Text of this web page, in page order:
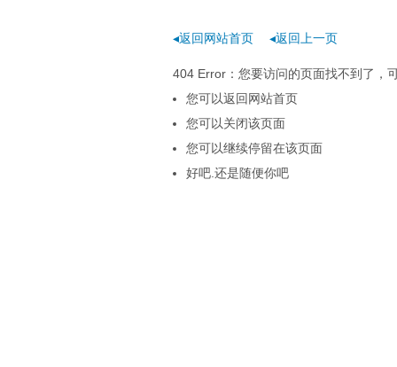
◂返回网站首页 ◂返回上一页
404 Error：您要访问的页面找不到了，
您可以返回网站首页
您可以关闭该页面
您可以继续停留在该页面
好吧.还是随便你吧